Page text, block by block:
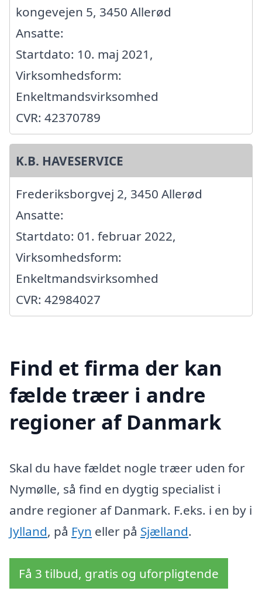
kongevejen 5, 3450 Allerød
Ansatte:
Startdato: 10. maj 2021,
Virksomhedsform:
Enkeltmandsvirksomhed
CVR: 42370789
K.B. HAVESERVICE
Frederiksborgvej 2, 3450 Allerød
Ansatte:
Startdato: 01. februar 2022,
Virksomhedsform:
Enkeltmandsvirksomhed
CVR: 42984027
Find et firma der kan
fælde træer i andre
regioner af Danmark
Skal du have fældet nogle træer uden for
Nymølle, så find en dygtig specialist i
andre regioner af Danmark. F.eks. i en by i
Jylland, på Fyn eller på Sjælland.
Få 3 tilbud, gratis og uforpligtende